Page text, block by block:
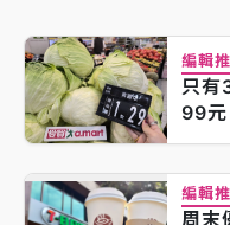
編輯
只有
99
編輯
周末